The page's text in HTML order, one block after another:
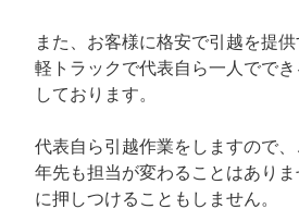
また、お客様に格安で引越を提
軽トラックで代表自ら一人でで
しております。
代表自ら引越作業をしますので
年先も担当が変わることはあり
に押しつけることもしません。